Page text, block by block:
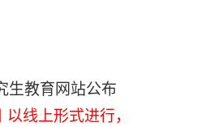
生教育网站公布
以线上形式进行，